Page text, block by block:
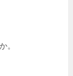
。